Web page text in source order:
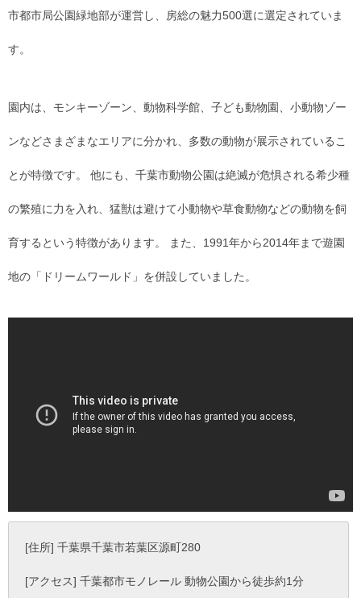
市都市局公園緑地部が運営し、房総の魅力500選に選定されていま
す。
園内は、モンキーゾーン、動物科学館、子ども動物園、小動物ゾー
ンなどさまざまなエリアに分かれ、多数の動物が展示されているこ
とが特徴です。 他にも、千葉市動物公園は絶滅が危惧される希少種
の繁殖に力を入れ、猛獣は避けて小動物や草食動物などの動物を飼
育するという特徴があります。 また、1991年から2014年まで遊園
地の「ドリームワールド」を併設していました。
[住所] 千葉県千葉市若葉区源町280
[アクセス] 千葉都市モノレール 動物公園から徒歩約1分